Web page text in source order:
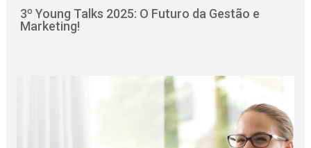
3º Young Talks 2025: O Futuro da Gestão e
Marketing!